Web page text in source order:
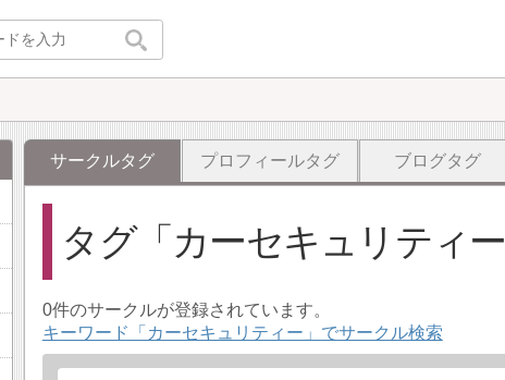
サークルタグ プロフィールタグ ブログタグ
タグ カーセキュリティー
0件のサークルが登録されています。
キーワード「カーセキュリティー」でサークル検索